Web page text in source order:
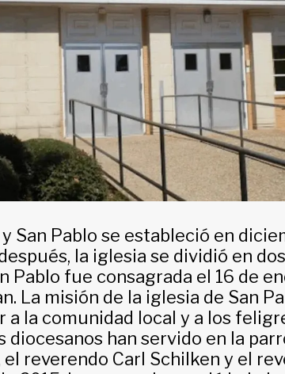
San Pablo se estableció en
la iglesia se dividió en
Pablo fue consagrada el 16 de
La misión de la iglesia de San
la comunidad local y a los
han servido en la
reverendo Carl Schilken y el